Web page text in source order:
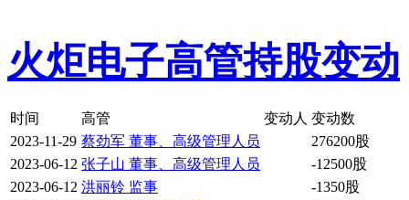
火炬电子高管持股变动
时间 高管 变动人 变动数
2023-11-29 蔡劲军 董事、高级管理人员
276200股
2023-06-12 张子山 董事、高级管理人员
-12500股
2023-06-12 洪丽铃 监事
-1350股